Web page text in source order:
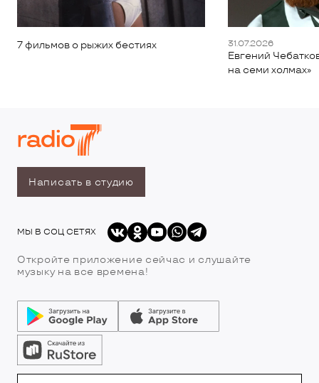
7 фильмов о рыжих бестиях 31.07.2026
Евгений
на семи холмах»
Написать в студию
МЫ В СОЦ СЕТЯХ
Откройте приложение сейчас и слушайте
музыку на все времена!